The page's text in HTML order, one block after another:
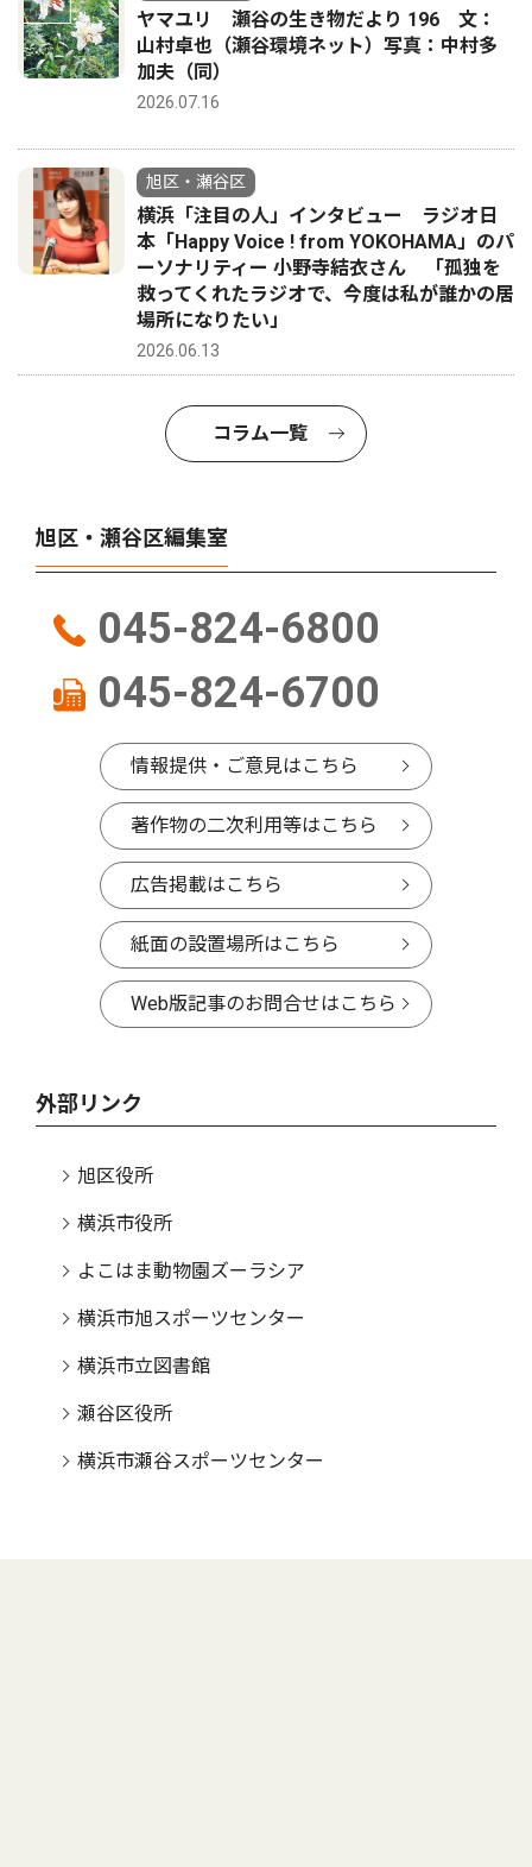
ヤマユリ 瀬谷の生き物だより 196 文：
山村卓也（瀬谷環境ネット）写真：中村多
加夫（同）
2026.07.16
旭区・瀬谷区
横浜「注目の人」インタビュー ラジオ日
本「Happy Voice ! from YOKOHAMA」のパ
ーソナリティー 小野寺結衣さん 「孤独を
救ってくれたラジオで、今度は私が誰かの居
場所になりたい」
2026.06.13
コラム一覧
旭区・瀬谷区編集室
045-824-6800
045-824-6700
情報提供・ご意見はこちら
著作物の二次利用等はこちら
広告掲載はこちら
紙面の設置場所はこちら
Web版記事のお問合せはこちら
外部リンク
旭区役所
横浜市役所
よこはま動物園ズーラシア
横浜市旭スポーツセンター
横浜市立図書館
瀬谷区役所
横浜市瀬谷スポーツセンター